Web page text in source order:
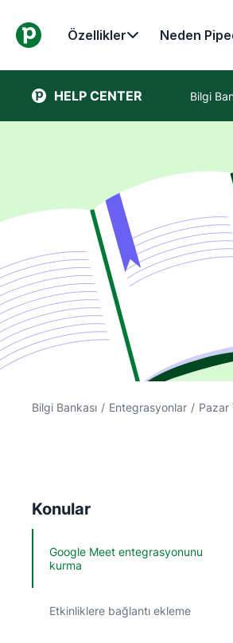
Özellikler Neden
HELP CENTER Bilgi
Bilgi Bankası / Entegrasyonlar / Pazar
Konular
Google Meet entegrasyonunu
kurma
Etkinliklere bağlantı ekleme